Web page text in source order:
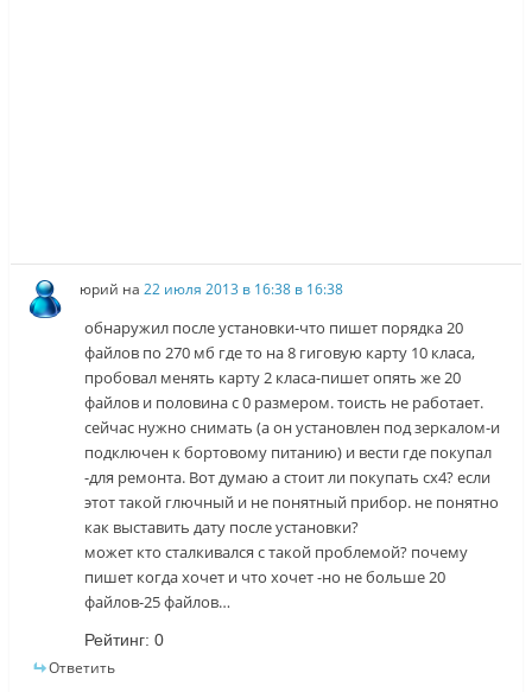
юрий на22 июля 2013 в 16:38 в 16:38
обнаружил после установки-что пишет порядка 20
файлов по 270 мб где то на 8 гиговую карту 10 класа,
пробовал менять карту 2 класа-пишет опять же 20
файлов и половина с 0 размером. тоисть не работает.
сейчас нужно снимать (а он установлен под зеркалом-и
подключен к бортовому питанию) и вести где покупал
-для ремонта. Вот думаю а стоит ли покупать сх4? если
этот такой глючный и не понятный прибор. не понятно
как выставить дату после установки?
может кто сталкивался с такой проблемой? почему
пишет когда хочет и что хочет -но не больше 20
файлов-25 файлов…
Рейтинг: 0
Ответить